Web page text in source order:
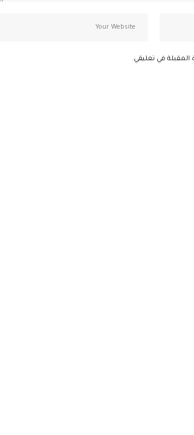
المقبلة في تعليقي.